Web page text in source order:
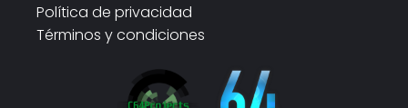
Política de privacidad
Términos y condiciones